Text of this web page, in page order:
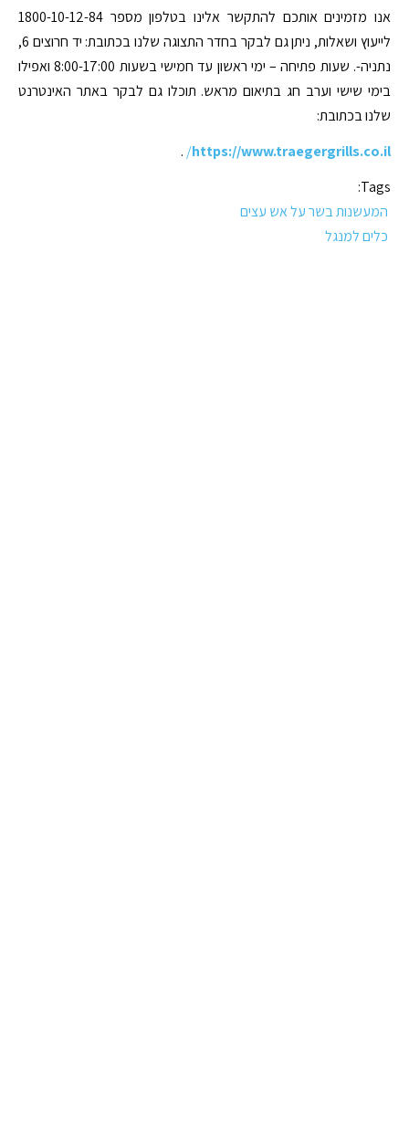
אנו מזמינים אותכם להתקשר אלינו בטלפון מספר 1800-10-12-84
לייעוץ ושאלות, ניתן גם לבקר בחדר התצוגה שלנו בכתובת: יד חרוצים 6,
נתניה-. שעות פתיחה – ימי ראשון עד חמישי בשעות 8:00-17:00 ואפילו
בימי שישי וערב חג בתיאום מראש. תוכלו גם לבקר באתר האינטרנט
שלנו בכתובת:
https://www.traegergrills.co.il
/
.
Tags:
המעשנות בשר על אש עצים
כלים למנגל